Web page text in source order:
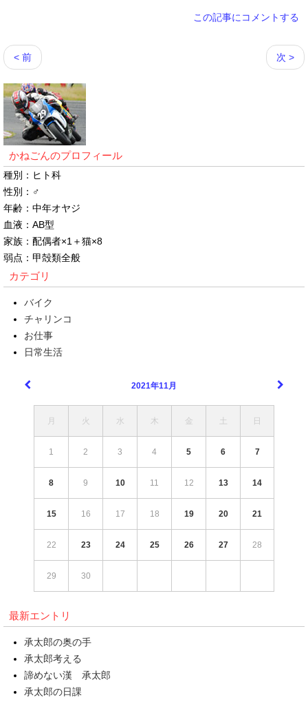
この記事にコメントする
< 前 次 >
かねごんのプロフィール
種別：ヒト科
性別：♂
年齢：中年オヤジ
血液：AB型
家族：配偶者×1＋猫×8
弱点：甲殻類全般
カテゴリ
バイク
チャリンコ
お仕事
日常生活
2021年11月
月 火 水 木 金 土 日
1 2 3 4 5 6 7
8 9 10 11 12 13 14
15 16 17 18 19 20 21
22 23 24 25 26 27 28
29 30
最新エントリ
承太郎の奥の手
承太郎考える
諦めない漢 承太郎
承太郎の日課